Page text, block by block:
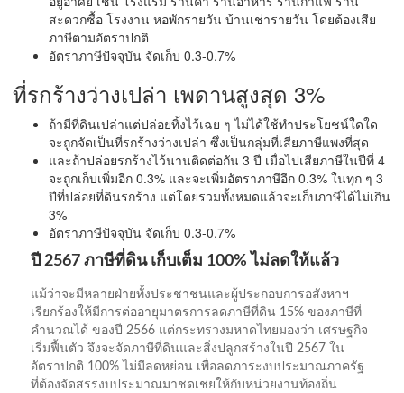
สะดวกซื้อ โรงงาน หอพักรายวัน บ้านเช่ารายวัน โดยต้องเสีย
ภาษีตามอัตราปกติ
อัตราภาษีปัจจุบัน จัดเก็บ 0.3-0.7%
ที่รกร้างว่างเปล่า เพดานสูงสุด 3%
ถ้ามีที่ดินเปล่าแต่ปล่อยทิ้งไว้เฉย ๆ ไม่ได้ใช้ทำประโยชน์ใดใด
จะถูกจัดเป็นที่รกร้างว่างเปล่า ซึ่งเป็นกลุ่มที่เสียภาษีแพงที่สุด
และถ้าปล่อยรกร้างไว้นานติดต่อกัน 3 ปี เมื่อไปเสียภาษีในปีที่ 4
จะถูกเก็บเพิ่มอีก 0.3% และจะเพิ่มอัตราภาษีอีก 0.3% ในทุก ๆ 3
ปีที่ปล่อยที่ดินรกร้าง แต่โดยรวมทั้งหมดแล้วจะเก็บภาษีได้ไม่เกิน
3%
อัตราภาษีปัจจุบัน จัดเก็บ 0.3-0.7%
ปี 2567 ภาษีที่ดิน เก็บเต็ม 100% ไม่ลดให้แล้ว
แม้ว่าจะมีหลายฝ่ายทั้งประชาชนและผู้ประกอบการอสังหาฯ
เรียกร้องให้มีการต่ออายุมาตรการลดภาษีที่ดิน 15% ของภาษีที่
คำนวณได้ ของปี 2566 แต่กระทรวงมหาดไทยมองว่า เศรษฐกิจ
เริ่มฟื้นตัว จึงจะจัดภาษีที่ดินและสิ่งปลูกสร้างในปี 2567 ใน
อัตราปกติ 100% ไม่มีลดหย่อน เพื่อลดภาระงบประมาณภาครัฐ
ที่ต้องจัดสรรงบประมาณมาชดเชยให้กับหน่วยงานท้องถิ่น